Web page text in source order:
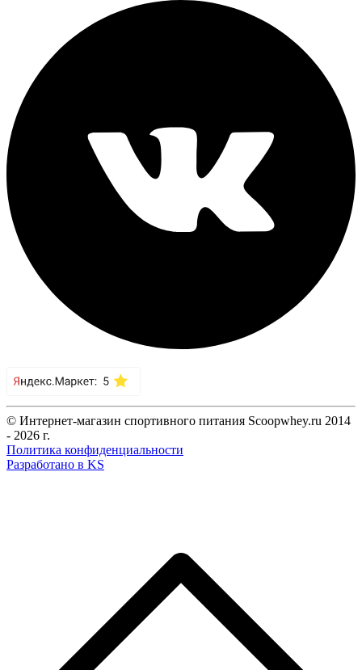
© Интернет-магазин спортивного питания Scoopwhey.ru 2014
- 2026 г.
Политика конфиденциальности
Разработано в KS